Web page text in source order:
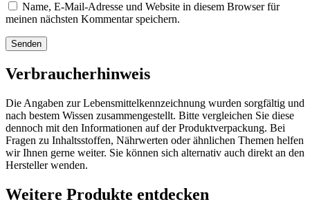
Name, E-Mail-Adresse und Website in diesem Browser für
meinen nächsten Kommentar speichern.
Verbraucherhinweis
Die Angaben zur Lebensmittelkennzeichnung wurden sorgfältig und
nach bestem Wissen zusammengestellt. Bitte vergleichen Sie diese
dennoch mit den Informationen auf der Produktverpackung. Bei
Fragen zu Inhaltsstoffen, Nährwerten oder ähnlichen Themen helfen
wir Ihnen gerne weiter. Sie können sich alternativ auch direkt an den
Hersteller wenden.
Weitere Produkte entdecken